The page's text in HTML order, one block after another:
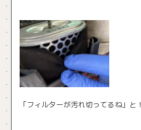
「フィルターが汚れ切ってるね」と！